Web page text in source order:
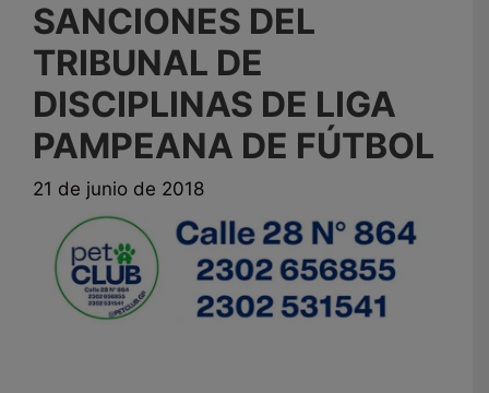
SANCIONES DEL
TRIBUNAL DE
DISCIPLINAS DE LIGA
PAMPEANA DE FÚTBOL
21 de junio de 2018